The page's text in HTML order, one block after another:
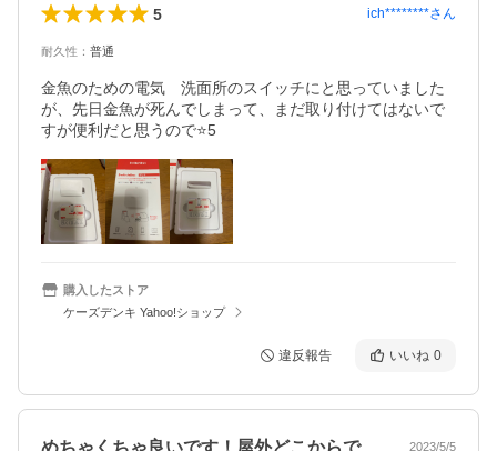
5 ich********さん
耐久性 ： 普通
金魚のための電気　洗面所のスイッチにと思っていました
が、先日金魚が死んでしまって、まだ取り付けてはないで
すが便利だと思うので⭐️5
購入したストア
ケーズデンキ Yahoo!ショップ
違反報告 いいね 0
めちゃくちゃ良いです！屋外どこからでも… 2023/5/5